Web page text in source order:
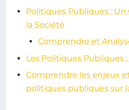
Politiques Publiques : Un
la Société
Comprendre et
Les Politiques Publiques
Comprendre les enjeux
politiques publiques sur